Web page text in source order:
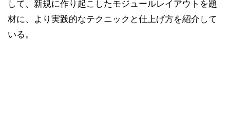
して、新規に作り起こしたモジュールレイアウトを題
材に、より実践的なテクニックと仕上げ方を紹介して
いる。